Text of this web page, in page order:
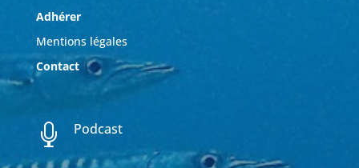
Adhérer
Mentions légales
Contact
 Podcast